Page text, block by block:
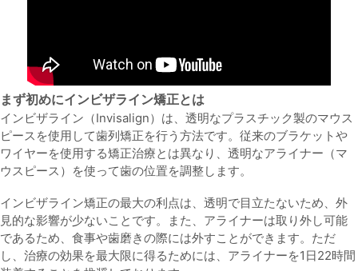
まず初めにインビザライン矯正とは
インビザライン（Invisalign）は、透明なプラスチック製のマウス
ピースを使用して歯列矯正を行う方法です。従来のブラケットや
ワイヤーを使用する矯正治療とは異なり、透明なアライナー（マ
ウスピース）を使って歯の位置を調整します。
インビザライン矯正の最大の利点は、透明で目立たないため、外
見的な影響が少ないことです。また、アライナーは取り外し可能
であるため、食事や歯磨きの際には外すことができます。ただ
し、治療の効果を最大限に得るためには、アライナーを1日22時間